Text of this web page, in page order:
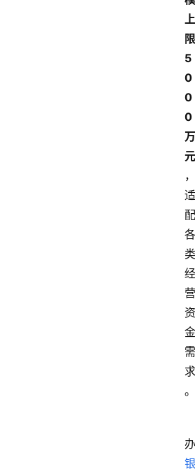
上
限
5
0
0
0
万
元
，
适
配
各
类
经
营
资
金
需
求
。
办
银